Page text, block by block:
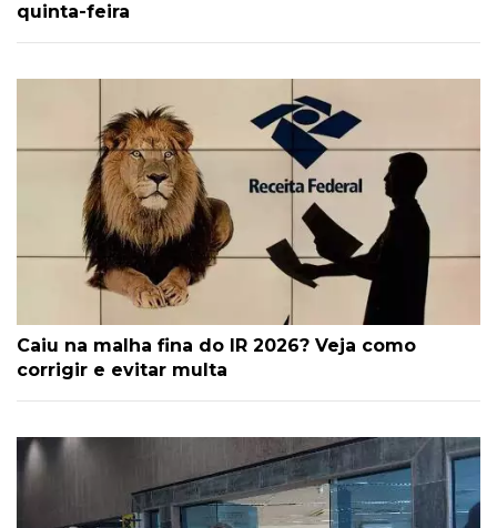
quinta-feira
Caiu na malha fina do IR 2026? Veja como
corrigir e evitar multa